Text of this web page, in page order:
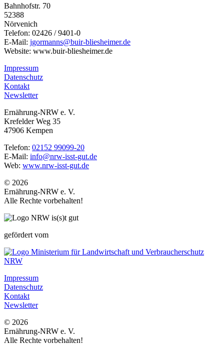
Bahnhofstr. 70
52388
Nörvenich
Telefon: 02426 / 9401-0
E-Mail: jgormanns@buir-bliesheimer.de
Website: www.buir-bliesheimer.de
Impressum
Datenschutz
Kontakt
Newsletter
Ernährung-NRW e. V.
Krefelder Weg 35
47906 Kempen
Telefon: 02152 99099-20
E-Mail: info@nrw-isst-gut.de
Web: www.nrw-isst-gut.de
© 2026
Ernährung-NRW e. V.
Alle Rechte vorbehalten!
gefördert vom
Impressum
Datenschutz
Kontakt
Newsletter
© 2026
Ernährung-NRW e. V.
Alle Rechte vorbehalten!